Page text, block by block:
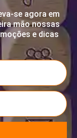
se agora em
mão nossas
e dicas